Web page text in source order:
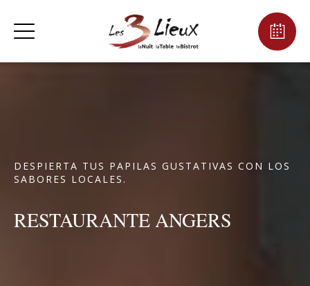
DESPIERTA TUS PAPILAS GUSTATIVAS CON LOS
SABORES LOCALES.
RESTAURANTE ANGERS